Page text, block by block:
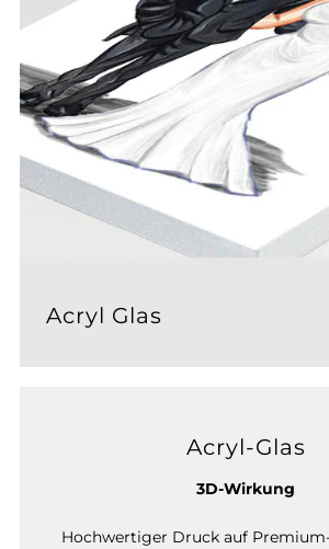
Acryl Glas
Acryl-Glas
3D-Wirkung
Hochwertiger Druck auf